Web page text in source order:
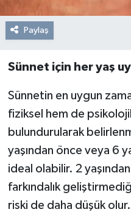
Paylaş
Sünnet için her yaş
Sünnetin en uygun
fiziksel hem de
bulundurularak
yaşından önce veya 6
ideal olabilir. 2
farkındalık
riski de daha düşük olur.